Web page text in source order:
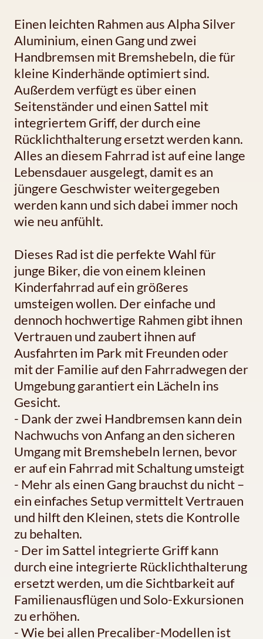
Einen leichten Rahmen aus Alpha Silver
Aluminium, einen Gang und zwei
Handbremsen mit Bremshebeln, die für
kleine Kinderhände optimiert sind.
Außerdem verfügt es über einen
Seitenständer und einen Sattel mit
integriertem Griff, der durch eine
Rücklichthalterung ersetzt werden kann.
Alles an diesem Fahrrad ist auf eine lange
Lebensdauer ausgelegt, damit es an
jüngere Geschwister weitergegeben
werden kann und sich dabei immer noch
wie neu anfühlt.
Dieses Rad ist die perfekte Wahl für
junge Biker, die von einem kleinen
Kinderfahrrad auf ein größeres
umsteigen wollen. Der einfache und
dennoch hochwertige Rahmen gibt ihnen
Vertrauen und zaubert ihnen auf
Ausfahrten im Park mit Freunden oder
mit der Familie auf den Fahrradwegen der
Umgebung garantiert ein Lächeln ins
Gesicht.
- Dank der zwei Handbremsen kann dein
Nachwuchs von Anfang an den sicheren
Umgang mit Bremshebeln lernen, bevor
er auf ein Fahrrad mit Schaltung umsteigt
- Mehr als einen Gang brauchst du nicht –
ein einfaches Setup vermittelt Vertrauen
und hilft den Kleinen, stets die Kontrolle
zu behalten.
- Der im Sattel integrierte Griff kann
durch eine integrierte Rücklichthalterung
ersetzt werden, um die Sichtbarkeit auf
Familienausflügen und Solo-Exkursionen
zu erhöhen.
- Wie bei allen Precaliber-Modellen ist